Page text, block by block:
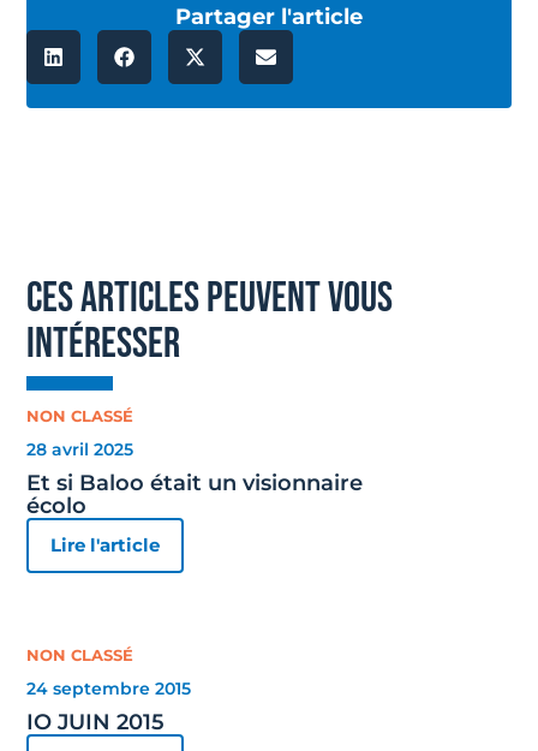
Partager l'article
ces articles peuvent vous
intéresser
NON CLASSÉ
28 avril 2025
Et si Baloo était un visionnaire
écolo
Lire l'article
NON CLASSÉ
24 septembre 2015
IO JUIN 2015